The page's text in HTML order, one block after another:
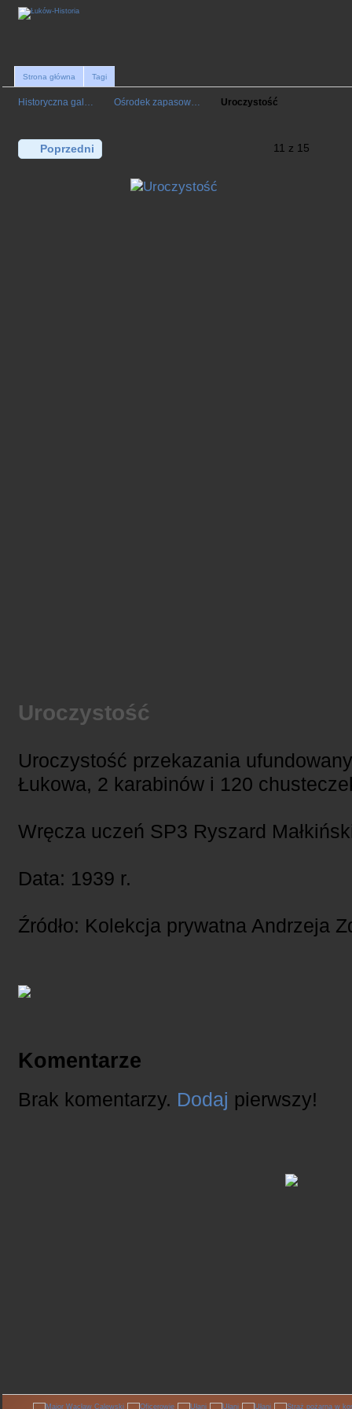
Strona główna Tagi
Historyczna gal… Ośrodek zapasow… Uroczystość
Poprzedni 11 z 15
Uroczystość
Uroczystość przekazania
Łukowa, 2 karabinów i 120
Wręcza uczeń SP3 Ryszard
Data: 1939 r.
Źródło: Kolekcja prywatna Andrzeja
Komentarze
Brak komentarzy. Dodaj pierwszy!